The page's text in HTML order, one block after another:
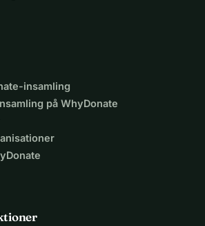
insamling
på WhyDonate